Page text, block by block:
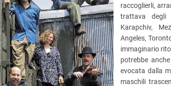
raccoglierli,
trattava degli
Karapchiv,
Angeles,
immaginario
potrebbe
evocata dalla
maschili